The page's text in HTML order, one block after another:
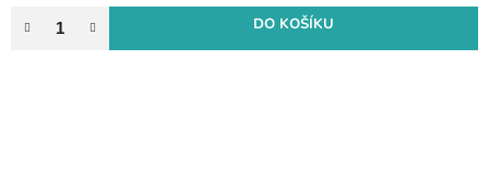
DO KOŠÍKU